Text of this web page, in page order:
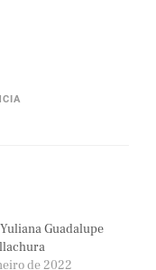
Guadalupe
de 2022